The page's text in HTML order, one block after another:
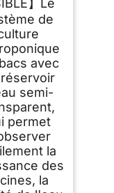
】Le
de
avec
semi-
permet
la
des
la